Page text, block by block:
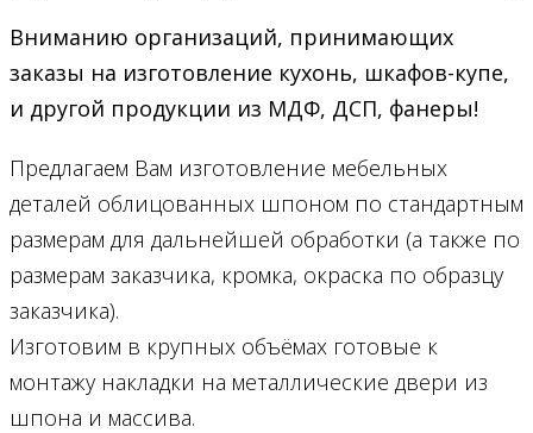
Вниманию организаций, принимающих
заказы на изготовление кухонь, шкафов-купе,
и другой продукции из МДФ, ДСП, фанеры!
Предлагаем Вам изготовление мебельных
деталей облицованных шпоном по стандартным
размерам для дальнейшей обработки (а также по
размерам заказчика, кромка, окраска по образцу
заказчика).
Изготовим в крупных объёмах готовые к
монтажу накладки на металлические двери из
шпона и массива.